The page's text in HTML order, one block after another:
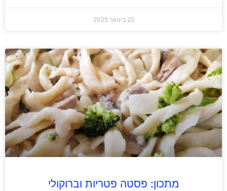
22 בינואר 2025
מתכון: פסטה פטריות וברוקולי